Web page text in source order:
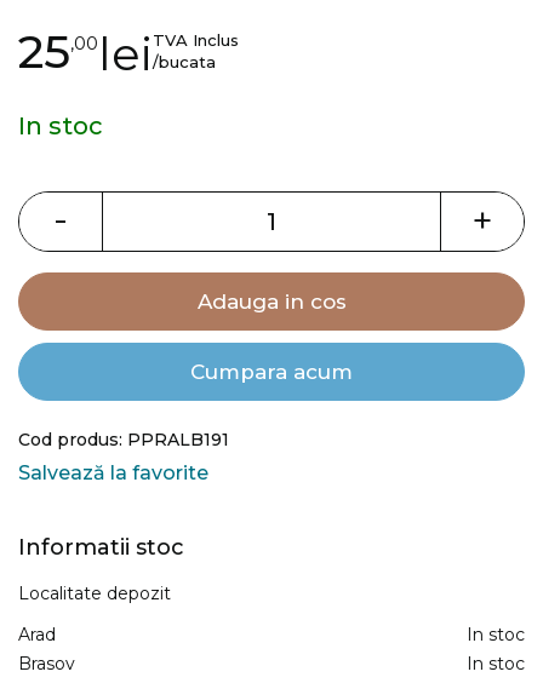
Skip
to
beginning
images
gallery
25,00 leiTVA Inclus
/bucata
In stoc
- +
Adauga in cos
Cumpara acum
Cod produs: PPRALB191
Salvează la favorite
Informatii stoc
Localitate depozit
Arad
In stoc
Brasov
In stoc